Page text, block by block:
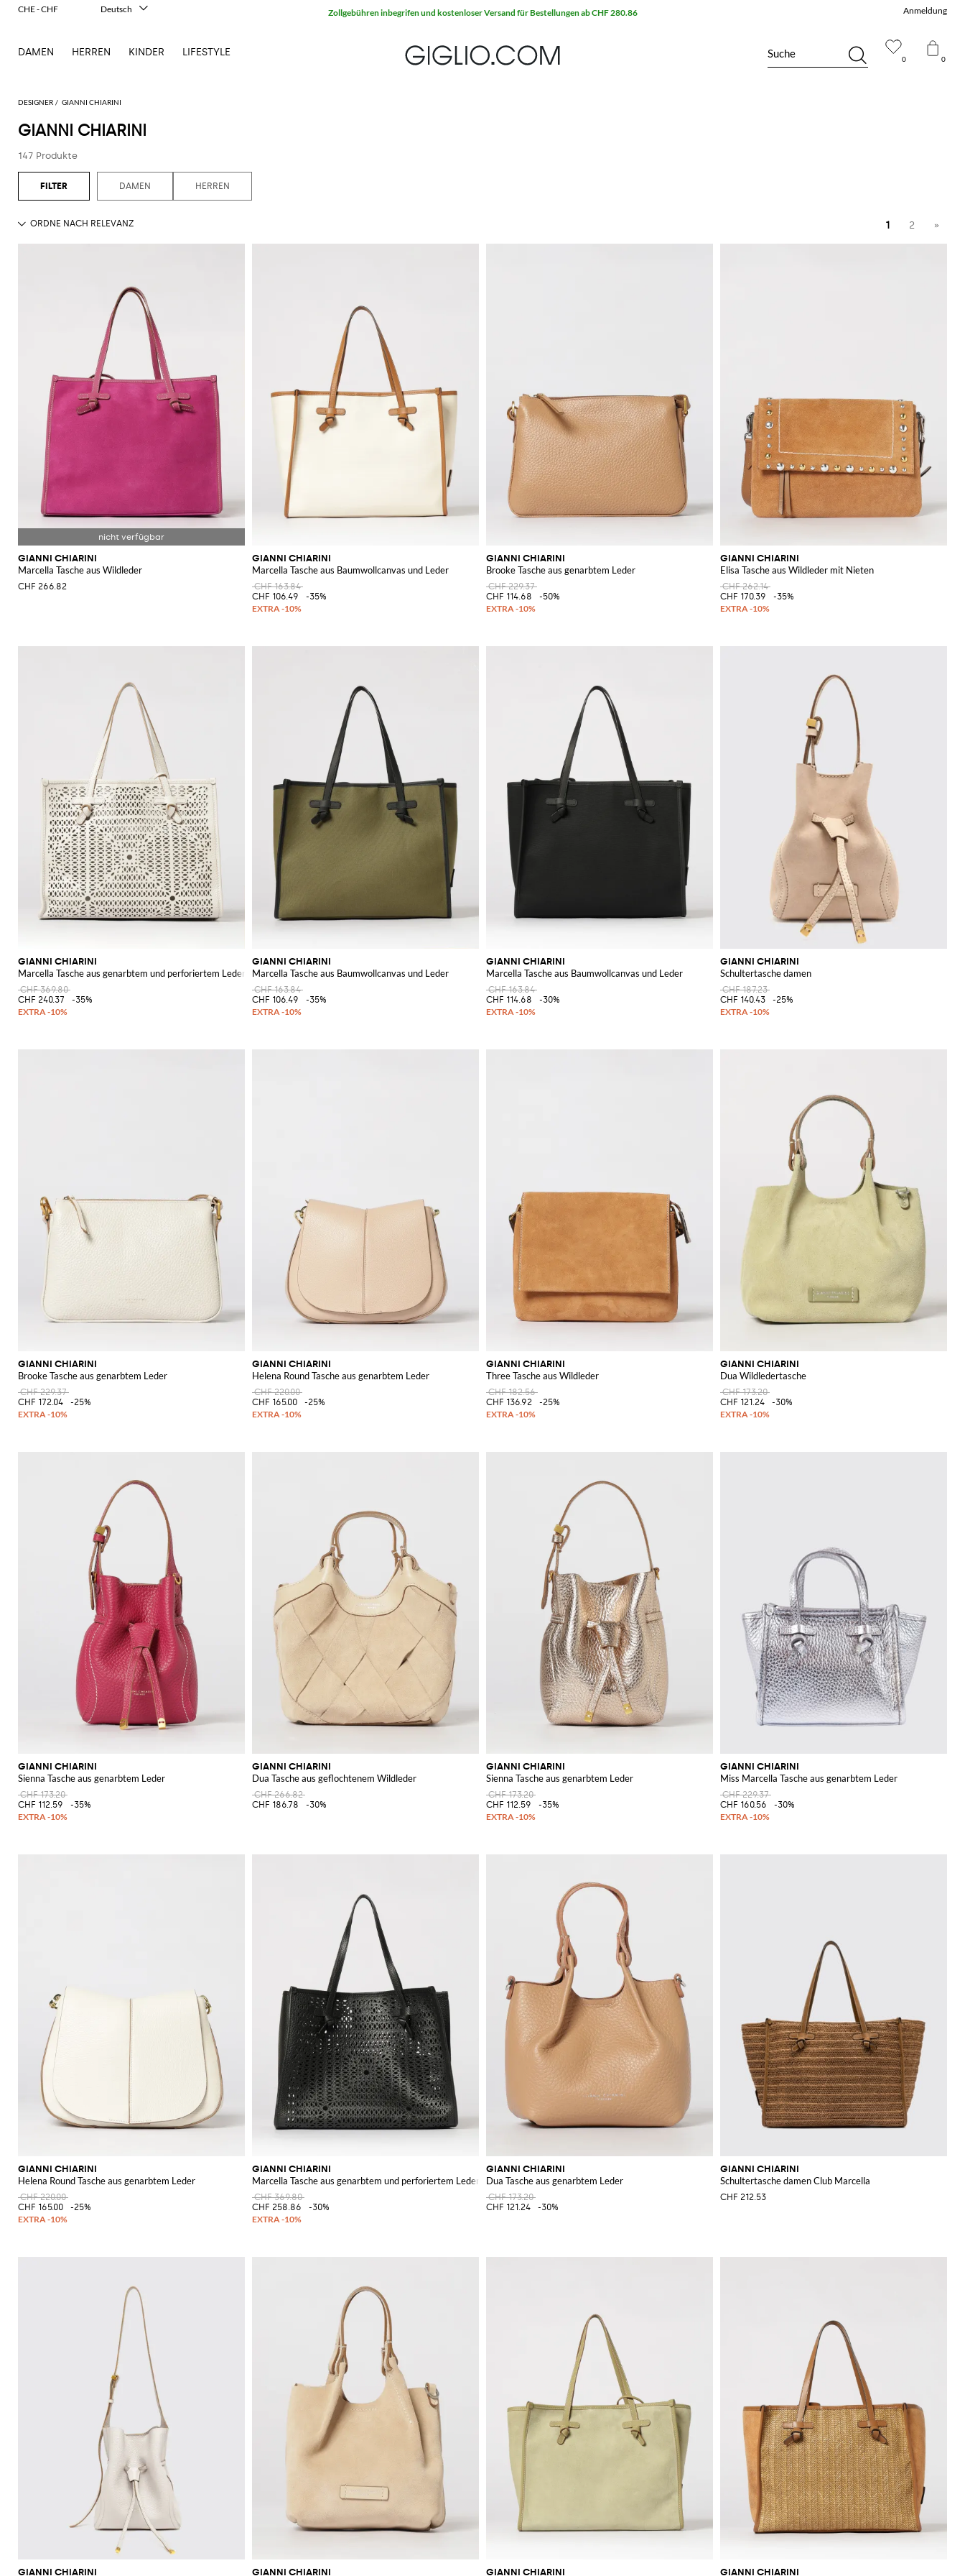
DESIGNER GIANNI CHIARINI
GIANNI CHIARINI
147 Produkte
DAMEN HERREN
1 2 »
GIANNI CHIARINI
Marcella Tasche aus Wildleder
CHF 266.82
GIANNI CHIARINI
Marcella Tasche aus Baumwollcanvas und Leder
CHF 163.84
CHF 106.49
-35%
GIANNI CHIARINI
Brooke Tasche aus genarbtem Leder
CHF 229.37
CHF 114.68
-50%
GIANNI CHIARINI
Elisa Tasche aus Wildleder mit Nieten
CHF 262.14
CHF 170.39
-35%
GIANNI CHIARINI
Marcella Tasche aus genarbtem und perforiertem Leder
CHF 369.80
CHF 240.37
-35%
GIANNI CHIARINI
Marcella Tasche aus Baumwollcanvas und Leder
CHF 163.84
CHF 106.49
-35%
GIANNI CHIARINI
Marcella Tasche aus Baumwollcanvas und Leder
CHF 163.84
CHF 114.68
-30%
GIANNI CHIARINI
Schultertasche damen
CHF 187.23
CHF 140.43
-25%
GIANNI CHIARINI
Brooke Tasche aus genarbtem Leder
CHF 229.37
CHF 172.04
-25%
GIANNI CHIARINI
Helena Round Tasche aus genarbtem Leder
CHF 220.00
CHF 165.00
-25%
GIANNI CHIARINI
Three Tasche aus Wildleder
CHF 182.56
CHF 136.92
-25%
GIANNI CHIARINI
Dua Wildledertasche
CHF 173.20
CHF 121.24
-30%
GIANNI CHIARINI
Sienna Tasche aus genarbtem Leder
CHF 173.20
CHF 112.59
-35%
GIANNI CHIARINI
Dua Tasche aus geflochtenem Wildleder
CHF 266.82
CHF 186.78
-30%
GIANNI CHIARINI
Sienna Tasche aus genarbtem Leder
CHF 173.20
CHF 112.59
-35%
GIANNI CHIARINI
Miss Marcella Tasche aus genarbtem Leder
CHF 229.37
CHF 160.56
-30%
GIANNI CHIARINI
Helena Round Tasche aus genarbtem Leder
CHF 220.00
CHF 165.00
-25%
GIANNI CHIARINI
Marcella Tasche aus genarbtem und perforiertem Leder
CHF 369.80
CHF 258.86
-30%
GIANNI CHIARINI
Dua Tasche aus genarbtem Leder
CHF 173.20
CHF 121.24
-30%
GIANNI CHIARINI
Schultertasche damen Club Marcella
CHF 212.53
GIANNI CHIARINI GIANNI CHIARINI GIANNI CHIARINI GIANNI CHIARINI
0 0
Suche
Anmeldung
DAMEN HERREN KINDER LIFESTYLE
Extra 10 % auf SALE
CHE - CHF
Deutsch
Français
日本語
Русский